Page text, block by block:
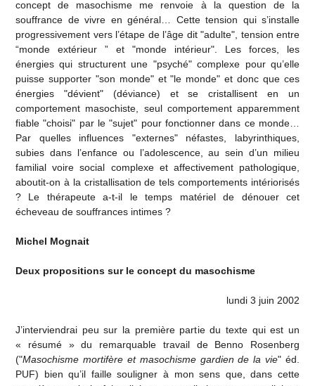
concept de masochisme me renvoie à la question de la
souffrance de vivre en général… Cette tension qui s’installe
progressivement vers l’étape de l’âge dit "adulte", tension entre
“monde extérieur ” et "monde intérieur". Les forces, les
énergies qui structurent une "psyché" complexe pour qu’elle
puisse supporter "son monde" et "le monde" et donc que ces
énergies "dévient" (déviance) et se cristallisent en un
comportement masochiste, seul comportement apparemment
fiable "choisi" par le "sujet" pour fonctionner dans ce monde…
Par quelles influences "externes" néfastes, labyrinthiques,
subies dans l’enfance ou l’adolescence, au sein d’un milieu
familial voire social complexe et affectivement pathologique,
aboutit-on à la cristallisation de tels comportements intériorisés
? Le thérapeute a-t-il le temps matériel de dénouer cet
écheveau de souffrances intimes ?
Michel Mognait
Deux propositions sur le concept du masochisme
lundi 3 juin 2002
J’interviendrai peu sur la première partie du texte qui est un
« résumé » du remarquable travail de Benno Rosenberg
("Masochisme mortifère et masochisme gardien de la vie" éd.
PUF) bien qu’il faille souligner à mon sens que, dans cette